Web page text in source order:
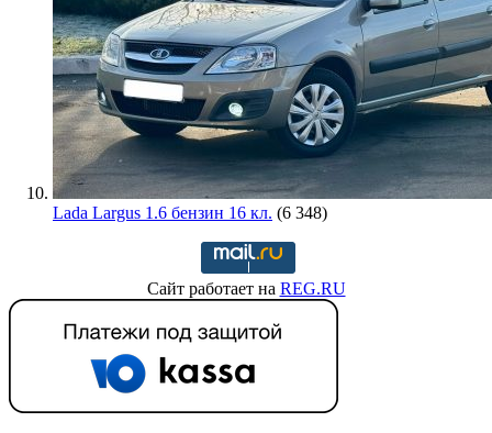
Lada Largus 1.6 бензин 16 кл. (6 348)
Сайт работает на REG.RU